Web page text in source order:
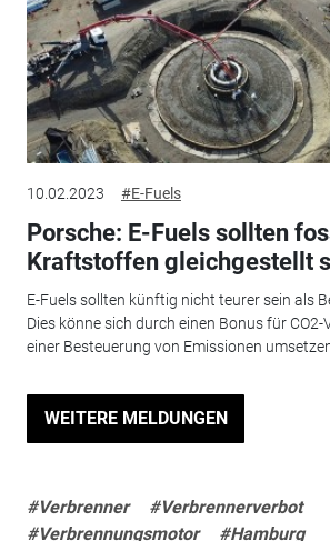
10.02.2023 #E-Fuels
Porsche: E-Fuels sollten
Kraftstoffen gleichgestellt
E-Fuels sollten künftig nicht teurer sein als
Dies könne sich durch einen Bonus für
einer Besteuerung von Emissionen
WEITERE MELDUNGEN
#Verbrenner
#Verbrennerverbot
#Verbrennungsmotor
#Hamburg